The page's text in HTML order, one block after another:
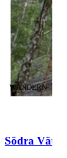
Södra
KATEGORIE:
WANDERN